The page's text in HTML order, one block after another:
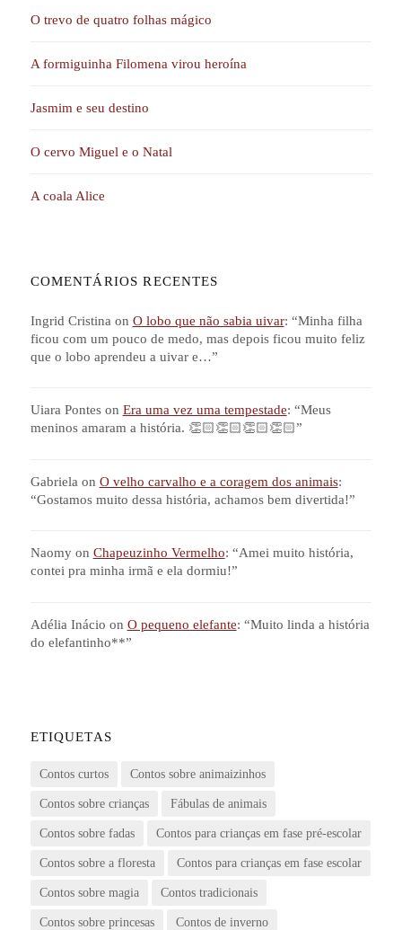
O trevo de quatro folhas mágico
A formiguinha Filomena virou heroína
Jasmim e seu destino
O cervo Miguel e o Natal
A coala Alice
COMENTÁRIOS RECENTES
Ingrid Cristina on O lobo que não sabia uivar: “Minha filha
ficou com um pouco de medo, mas depois ficou muito feliz
que o lobo aprendeu a uivar e…”
Uiara Ponteson Era uma vez uma tempestade: “Meus
meninos amaram a história. 👏🏻👏🏻👏🏻👏🏻”
Gabriela on O velho carvalho e a coragem dos animais:
“Gostamos muito dessa história, achamos bem divertida!”
Naomyon Chapeuzinho Vermelho: “Amei muito história,
contei pra minha irmã e ela dormiu!”
Adélia Inácio on O pequeno elefante: “Muito linda a história
do elefantinho**”
ETIQUETAS
Contos curtos Contos sobre animaizinhos
Contos sobre crianças Fábulas de animais
Contos sobre fadas Contos para crianças em fase pré-escolar
Contos sobre a floresta Contos para crianças em fase escolar
Contos sobre magia Contos tradicionais
Contos sobre princesas Contos de inverno